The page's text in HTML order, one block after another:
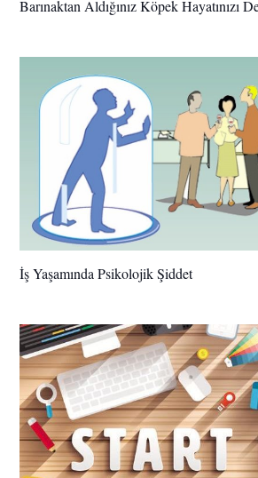
Barınaktan Aldığınız Köpek Hayatınızı
İş Yaşamında Psikolojik Şiddet